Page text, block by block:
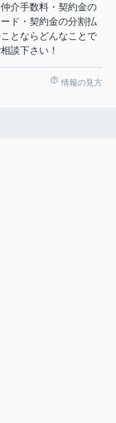
介手数料・契約金の
ド・契約金の分割払
とならどんなことで
談下さい！
情報の見方